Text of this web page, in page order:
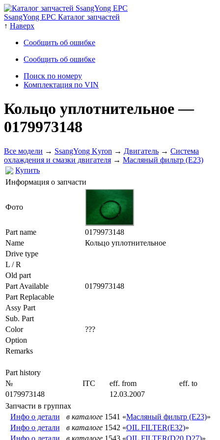
SsangYong EPC Каталог запчастей
↑ Наверх
Сообщить об ошибке
Сообщить об ошибке
Поиск по номеру
Комплектация по VIN
Кольцо уплотнительное—
0179973148
Все модели → SsangYong Kyron → Двигатель → Система
охлаждения и смазки двигателя → Масляный фильтр (E23)
Купить
Информация о запчасти
Фото
Part name
0179973148
Name
Кольцо уплотнительное
Drive type
L / R
Old part
Part Available
0179973148
Part Replacable
Assy Part
Sub. Part
Color
???
Option
Remarks
Part history
№
ITC eff. from
eff. to
0179973148
12.03.2007
Запчасти в группах
Инфо о детали
в каталоге 1541 «Масляный фильтр (E23)»
Инфо о детали
в каталоге 1542 «OIL FILTER(E32)»
Инфо о детали
в каталоге 1543 «OIL FILTER(D20,D27)»